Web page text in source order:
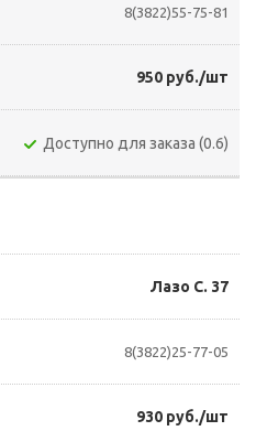
8(3822)55-75-81
950 руб./шт
Доступно для заказа (0.6)
Лазо С. 37
8(3822)25-77-05
930 руб./шт